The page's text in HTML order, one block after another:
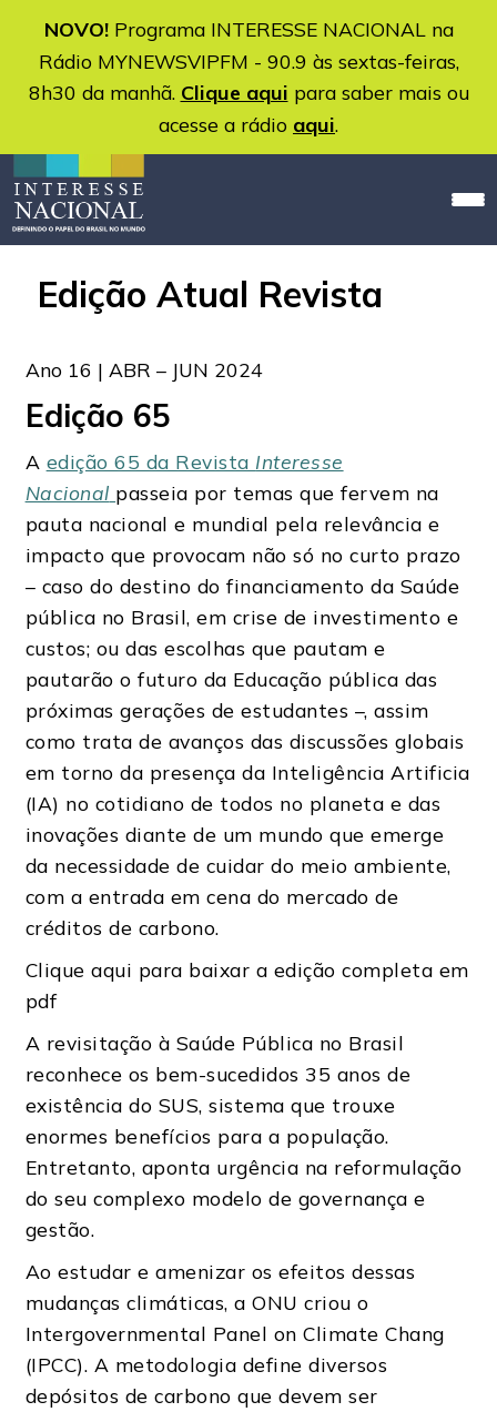
NOVO!Programa INTERESSE NACIONAL na
Rádio MYNEWSVIPFM - 90.9 às sextas-feiras,
8h30 da manhã. Clique aqui para saber mais ou
acesse a rádio aqui.
Edição Atual Revista
Ano 16 | ABR – JUN 2024
Edição 65
A edição 65 da Revista Interesse
Nacional passeia por temas que fervem na
pauta nacional e mundial pela relevância e
impacto que provocam não só no curto prazo
– caso do destino do financiamento da Saúde
pública no Brasil, em crise de investimento e
custos; ou das escolhas que pautam e
pautarão o futuro da Educação pública das
próximas gerações de estudantes –, assim
como trata de avanços das discussões globais
em torno da presença da Inteligência Artificia
(IA) no cotidiano de todos no planeta e das
inovações diante de um mundo que emerge
da necessidade de cuidar do meio ambiente,
com a entrada em cena do mercado de
créditos de carbono.
Clique aqui para baixar a edição completa em
pdf
A revisitação à Saúde Pública no Brasil
reconhece os bem-sucedidos 35 anos de
existência do SUS, sistema que trouxe
enormes benefícios para a população.
Entretanto, aponta urgência na reformulação
do seu complexo modelo de governança e
gestão.
Ao estudar e amenizar os efeitos dessas
mudanças climáticas, a ONU criou o
Intergovernmental Panel on Climate Chang
(IPCC). A metodologia define diversos
depósitos de carbono que devem ser